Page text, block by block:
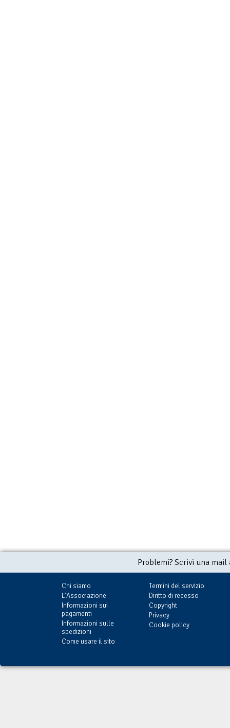
Problemi? Scrivi una
Chi siamo
L'Associazione
Informazioni sui
pagamenti
Informazioni sulle
spedizioni
Come usare il sito
Termini del servizio
Diritto di recesso
Copyright
Privacy
Cookie policy